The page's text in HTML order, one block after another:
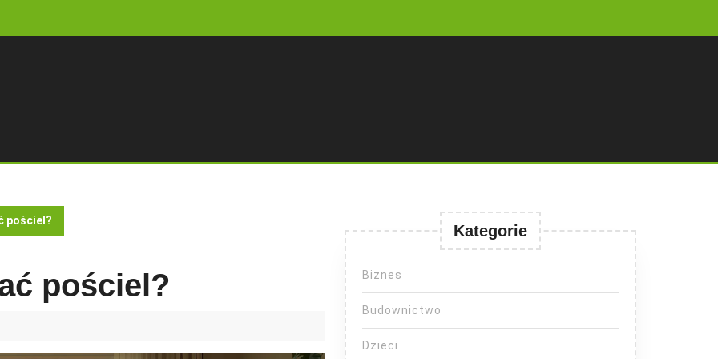
pościel?
pościel?
Kategorie
Biznes
Budownictwo
Dzieci